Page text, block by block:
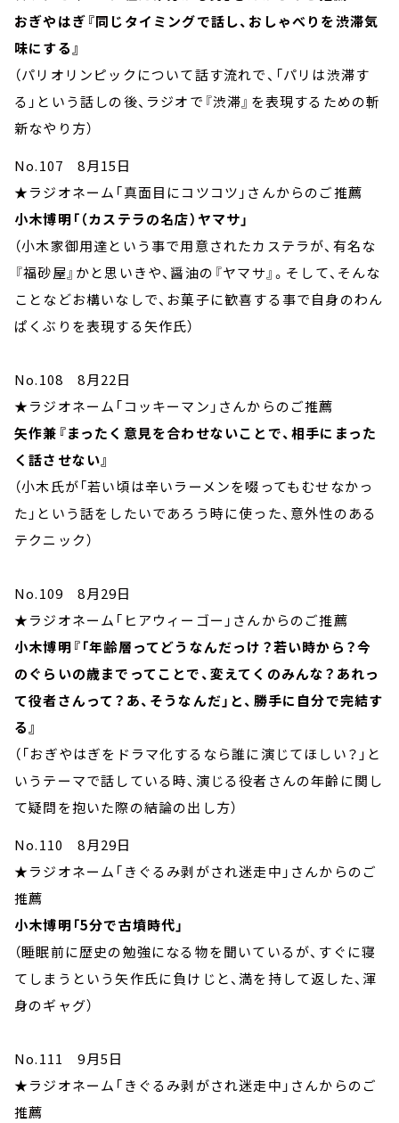
おぎやはぎ『同じタイミングで話し、おしゃべりを渋滞気
味にする』
（パリオリンピックについて話す流れで、「パリは渋滞す
る」という話しの後、ラジオで『渋滞』を表現するための斬
新なやり方）
No.107 8月15日
★ラジオネーム「真面目にコツコツ」さんからのご推薦
小木博明「（カステラの名店）ヤマサ」
（小木家御用達という事で用意されたカステラが、有名な
『福砂屋』かと思いきや、醤油の『ヤマサ』。そして、そんな
ことなどお構いなしで、お菓子に歓喜する事で自身のわん
ぱくぶりを表現する矢作氏）
No.108 8月22日
★ラジオネーム「コッキーマン」さんからのご推薦
矢作兼『まったく意見を合わせないことで、相手にまった
く話させない』
（小木氏が「若い頃は辛いラーメンを啜ってもむせなかっ
た」という話をしたいであろう時に使った、意外性のある
テクニック）
No.109 8月29日
★ラジオネーム「ヒアウィーゴー」さんからのご推薦
小木博明『「年齢層ってどうなんだっけ？若い時から？今
のぐらいの歳までってことで、変えてくのみんな？あれっ
て役者さんって？あ、そうなんだ」と、勝手に自分で完結す
る』
（「おぎやはぎをドラマ化するなら誰に演じてほしい？｣と
いうテーマで話している時、演じる役者さんの年齢に関し
て疑問を抱いた際の結論の出し方）
No.110 8月29日
★ラジオネーム「きぐるみ剥がされ迷走中」さんからのご
推薦
小木博明「5分で古墳時代」
（睡眠前に歴史の勉強になる物を聞いているが、すぐに寝
てしまうという矢作氏に負けじと、満を持して返した、渾
身のギャグ）
No.111 9月5日
★ラジオネーム「きぐるみ剥がされ迷走中」さんからのご
推薦